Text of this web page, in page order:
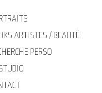
ARTISTES / BEAUTÉ
PERSO